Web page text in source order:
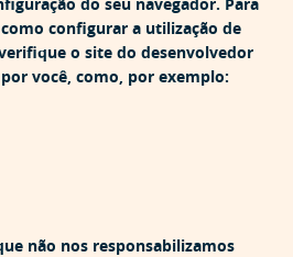
configurar a utilização de
o site do desenvolvedor
você, como, por exemplo:
não nos responsabilizamos